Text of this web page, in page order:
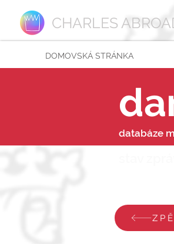
CHARLES
DOMOVSKÁ STRÁNKA
databáze